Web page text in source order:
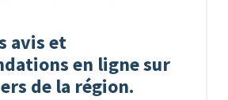
avis et
en ligne sur
de la région.